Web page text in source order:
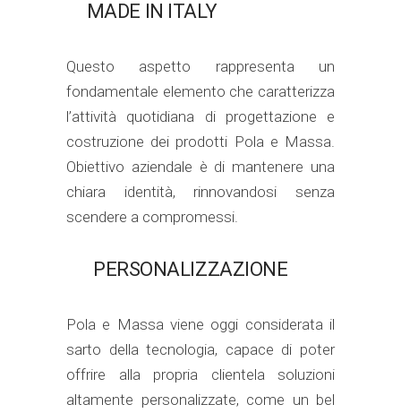
MADE IN ITALY
Questo aspetto rappresenta un
fondamentale elemento che caratterizza
l’attività quotidiana di progettazione e
costruzione dei prodotti Pola e Massa.
Obiettivo aziendale è di mantenere una
chiara identità, rinnovandosi senza
scendere a compromessi.
PERSONALIZZAZIONE
Pola e Massa viene oggi considerata il
sarto della tecnologia, capace di poter
offrire alla propria clientela soluzioni
altamente personalizzate, come un bel